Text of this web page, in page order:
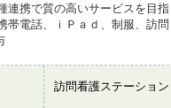
連携で質の高いサービスを目指
帯電話、ｉＰａｄ、制服、訪問
訪問看護ステーション